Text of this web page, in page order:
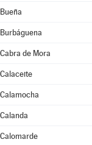
Bueña
Burbáguena
Cabra de Mora
Calaceite
Calamocha
Calanda
Calomarde